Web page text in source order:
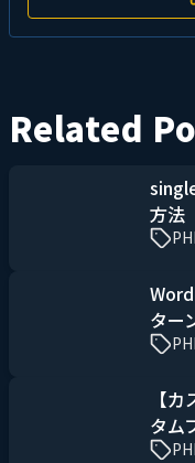
Related
方法
ター
【
タム